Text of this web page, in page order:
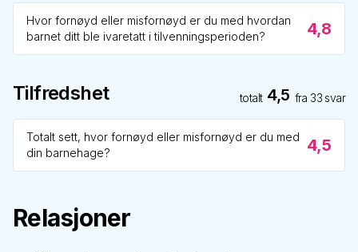
Hvor fornøyd eller misfornøyd er du med hvordan
barnet ditt ble ivaretatt i tilvenningsperioden?
4,8
Tilfredshet totalt 4,5 fra 33 svar
Totalt sett, hvor fornøyd eller misfornøyd er du med
din barnehage?
4,5
Relasjoner